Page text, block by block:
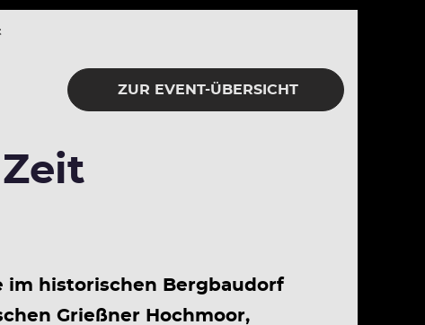
ZUR EVENT-ÜBERSICHT
im historischen Bergbaudorf
Grießner Hochmoor,